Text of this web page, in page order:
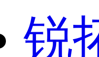
锐